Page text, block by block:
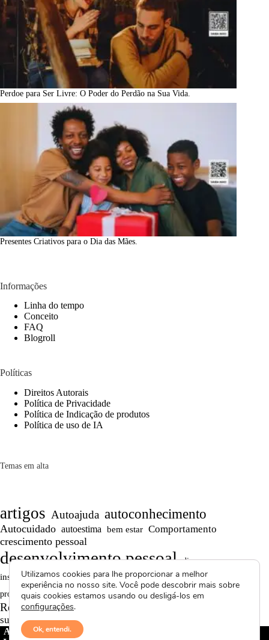
Perdoe para Ser Livre: O Poder do Perdão na Sua Vida.
Presentes Criativos para o Dia das Mães.
Informações
Linha do tempo
Conceito
FAQ
Blogroll
Políticas
Direitos Autorais
Política de Privacidade
Política de Indicação de produtos
Política de uso de IA
Temas em alta
artigos Autoajuda autoconhecimento
Autocuidado autoestima bem estar Comportamento
crescimento pessoal
desenvolvimento pessoal dicas
inspiração
Maturidade Motivação
Persistência
produtividade Projetos autorais reflexão Reflexões
Reflexões de Vida
superação textos curtos
Avctoris Copyright ©
Utilizamos cookies para lhe proporcionar a melhor
experiência no nosso site. Você pode descobrir mais sobre
quais cookies estamos usando ou desligá-los em
configurações.
Ok, entendi.